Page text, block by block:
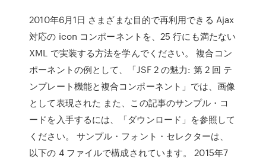
2010年6月1日 さまざまな目的で再利用できる Ajax
対応の icon コンポーネントを、25 行にも満たない
XML で実装する方法を学んでください。 複合コン
ポーネントの例として、「JSF 2 の魅力: 第 2 回 テ
ンプレート機能と複合コンポーネント」では、画像
として表現された また、この記事のサンプル・コ
ードを入手するには、「ダウンロード」を参照して
ください。 サンプル・フォント・セレクターは、
以下の 4 ファイルで構成されています。 2015年7